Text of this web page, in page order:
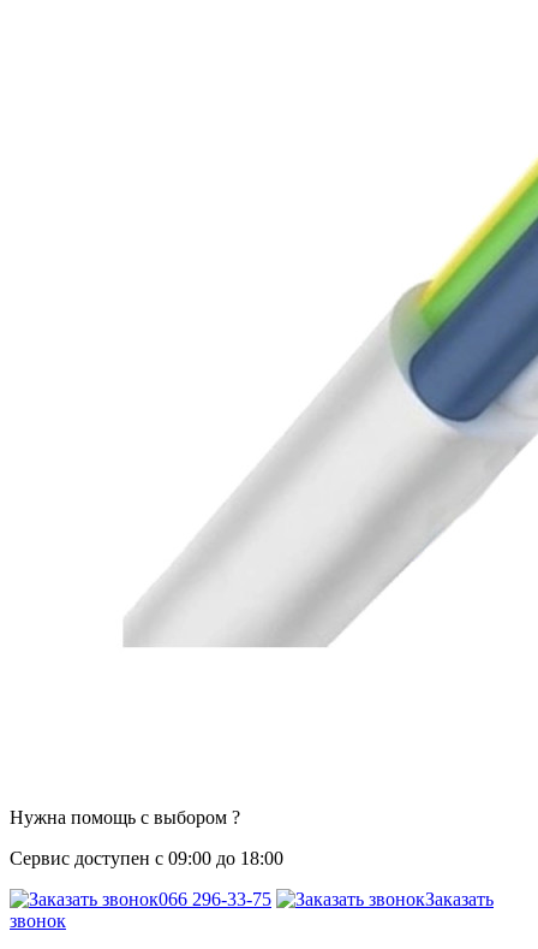
Нужна помощь с выбором ?
Сервис доступен с 09:00 до 18:00
066 296-33-75
Заказать
звонок